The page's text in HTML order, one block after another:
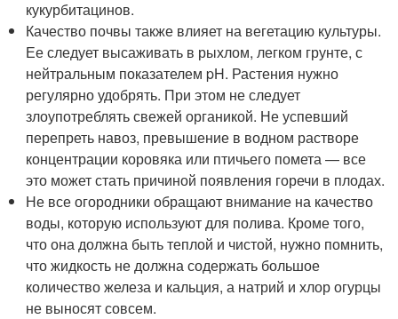
кукурбитацинов.
Качество почвы также влияет на вегетацию культуры.
Ее следует высаживать в рыхлом, легком грунте, с
нейтральным показателем pH. Растения нужно
регулярно удобрять. При этом не следует
злоупотреблять свежей органикой. Не успевший
перепреть навоз, превышение в водном растворе
концентрации коровяка или птичьего помета — все
это может стать причиной появления горечи в плодах.
Не все огородники обращают внимание на качество
воды, которую используют для полива. Кроме того,
что она должна быть теплой и чистой, нужно помнить,
что жидкость не должна содержать большое
количество железа и кальция, а натрий и хлор огурцы
не выносят совсем.